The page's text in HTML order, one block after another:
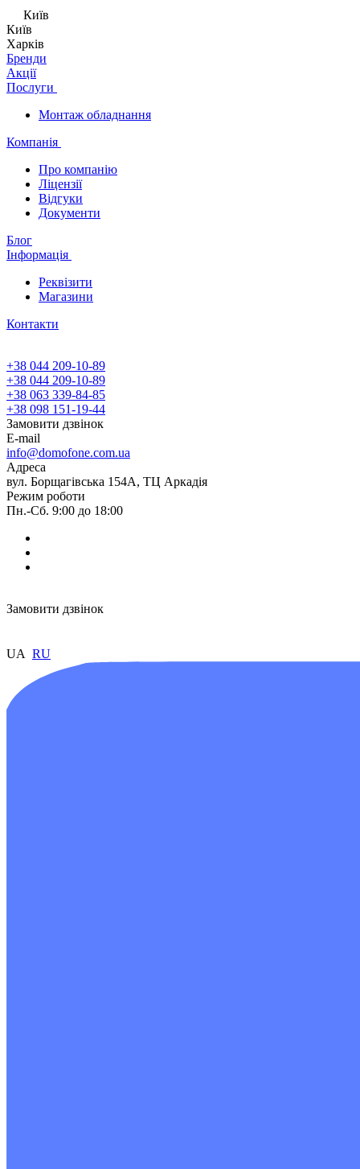
Київ
Київ
Харків
Бренди
Акції
Послуги
Монтаж обладнання
Компанія
Про компанію
Ліцензії
Відгуки
Документи
Блог
Інформація
Реквізити
Магазини
Контакти
+38 044 209-10-89
+38 044 209-10-89
+38 063 339-84-85
+38 098 151-19-44
Замовити дзвінок
E-mail
info@domofone.com.ua
Адреса
вул. Борщагівська 154А, ТЦ Аркадія
Режим роботи
Пн.-Сб. 9:00 до 18:00
Замовити дзвінок
UA RU